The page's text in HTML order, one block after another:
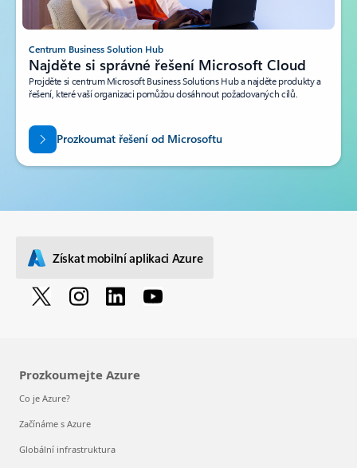
Centrum Business Solution Hub
Najděte si správné řešení Microsoft Cloud
Projděte si centrum Microsoft Business Solutions Hub a najděte produkty a
řešení, které vaší organizaci pomůžou dosáhnout požadovaných cílů.
Prozkoumat řešení od Microsoftu
Získat mobilní aplikaci Azure
Prozkoumejte Azure
Co je Azure?
Začínáme s Azure
Globální infrastruktura